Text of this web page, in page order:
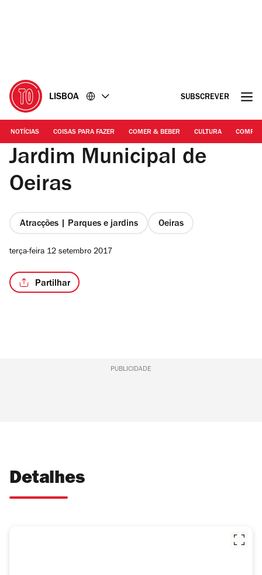
LISBOA SUBSCREVER
NOTÍCIAS COISAS PARA FAZER COMER & BEBER CULTURA
Jardim Municipal de
Oeiras
Atracções | Parques e jardins Oeiras
terça-feira 12 setembro 2017
Partilhar
PUBLICIDADE
Detalhes